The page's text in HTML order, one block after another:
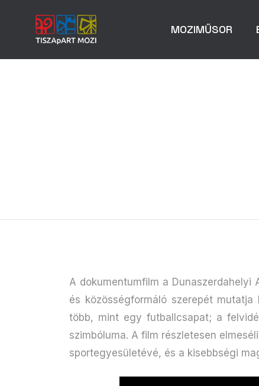
MOZIMŰSOR
A dokumentumfilm a Dunaszerdahelyi
és közösségformáló szerepét
több, mint egy futballcsapat; a
szimbóluma. A film részletesen
sportegyesületévé, és a kisebbségi